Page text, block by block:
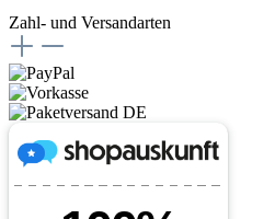
Zahl- und Versandarten